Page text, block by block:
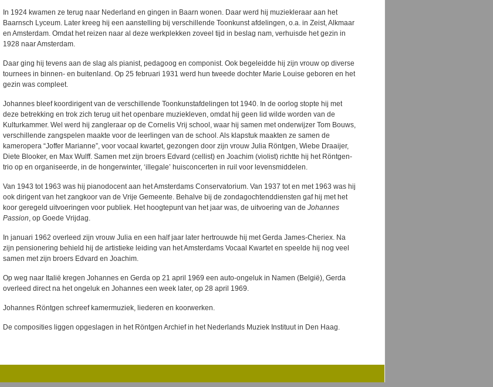
In 1924 kwamen ze terug naar Nederland en gingen in Baarn wonen. Daar werd hij muziekleraar aan het
Baarnsch Lyceum. Later kreeg hij een aanstelling bij verschillende Toonkunst afdelingen, o.a. in Zeist, Alkmaar
en Amsterdam. Omdat het reizen naar al deze werkplekken zoveel tijd in beslag nam, verhuisde het gezin in
1928 naar Amsterdam.
Daar ging hij tevens aan de slag als pianist, pedagoog en componist. Ook begeleidde hij zijn vrouw op diverse
tournees in binnen- en buitenland. Op 25 februari 1931 werd hun tweede dochter Marie Louise geboren en het
gezin was compleet.
Johannes bleef koordirigent van de verschillende Toonkunstafdelingen tot 1940. In de oorlog stopte hij met
deze betrekking en trok zich terug uit het openbare muziekleven, omdat hij geen lid wilde worden van de
Kulturkammer. Wel werd hij zangleraar op de Cornelis Vrij school, waar hij samen met onderwijzer Tom Bouws,
verschillende zangspelen maakte voor de leerlingen van de school. Als klapstuk maakten ze samen de
kameropera “Joffer Marianne”, voor vocaal kwartet, gezongen door zijn vrouw Julia Röntgen, Wiebe Draaijer,
Diete Blooker, en Max Wulff. Samen met zijn broers Edvard (cellist) en Joachim (violist) richtte hij het Röntgen-
trio op en organiseerde, in de hongerwinter, ‘illegale’ huisconcerten in ruil voor levensmiddelen.
Van 1943 tot 1963 was hij pianodocent aan het Amsterdams Conservatorium. Van 1937 tot en met 1963 was hij
ook dirigent van het zangkoor van de Vrije Gemeente. Behalve bij de zondagochtenddiensten gaf hij met het
koor geregeld uitvoeringen voor publiek. Het hoogtepunt van het jaar was, de uitvoering van de Johannes
Passion, op Goede Vrijdag.
In januari 1962 overleed zijn vrouw Julia en een half jaar later hertrouwde hij met Gerda James-Cheriex. Na
zijn pensionering behield hij de artistieke leiding van het Amsterdams Vocaal Kwartet en speelde hij nog veel
samen met zijn broers Edvard en Joachim.
Op weg naar Italië kregen Johannes en Gerda op 21 april 1969 een auto-ongeluk in Namen (België), Gerda
overleed direct na het ongeluk en Johannes een week later, op 28 april 1969.
Johannes Röntgen schreef kamermuziek, liederen en koorwerken.
De composities liggen opgeslagen in het Röntgen Archief in het Nederlands Muziek Instituut in Den Haag.